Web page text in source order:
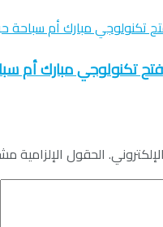
تكنولوجي مبارك أم
الحقول الإلزامية